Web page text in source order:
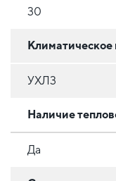
30
Климатическое
УХЛ3
Наличие
Да